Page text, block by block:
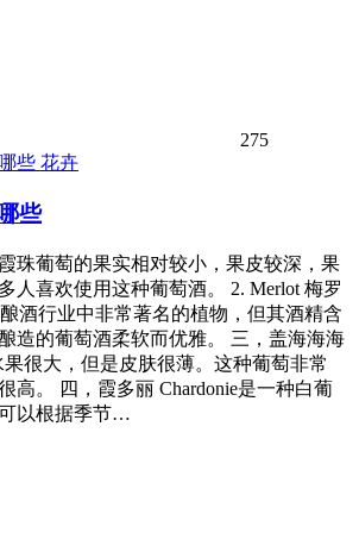
275
花卉
些
珠葡萄的果实相对较小，果皮较深，果
人喜欢使用这种葡萄酒。 2. Merlot 梅罗
酿酒行业中非常著名的植物，但其酒精含
造的葡萄酒柔软而优雅。 三，盖海海海
很大，但是皮肤很薄。这种葡萄非常
高。 四，霞多丽 Chardonie是一种白葡
以根据季节…